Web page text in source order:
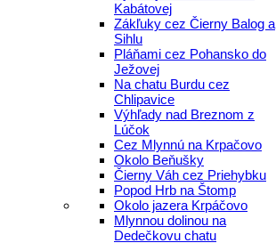
Kabátovej
Zákľuky cez Čierny Balog a
Sihlu
Pláňami cez Pohansko do
Ježovej
Na chatu Burdu cez
Chlipavice
Výhľady nad Breznom z
Lúčok
Cez Mlynnú na Krpačovo
Okolo Beňušky
Čierny Váh cez Priehybku
Popod Hrb na Štomp
Okolo jazera Krpáčovo
Mlynnou dolinou na
Dedečkovu chatu